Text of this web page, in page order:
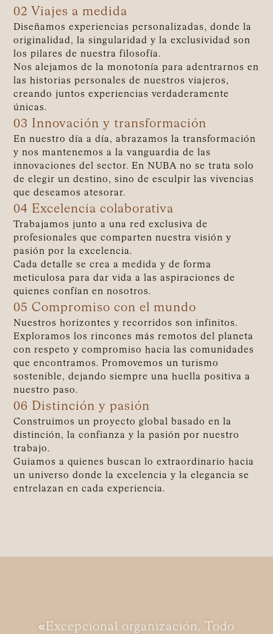
02 Viajes a medida
Diseñamos experiencias personalizadas, donde la
originalidad, la singularidad y la exclusividad son
los pilares de nuestra filosofía.
Nos alejamos de la monotonía para adentrarnos en
las historias personales de nuestros viajeros,
creando juntos experiencias verdaderamente
únicas.
03 Innovación y transformación
En nuestro día a día, abrazamos la transformación
y nos mantenemos a la vanguardia de las
innovaciones del sector. En NUBA no se trata solo
de elegir un destino, sino de esculpir las vivencias
que deseamos atesorar.
04 Excelencia colaborativa
Trabajamos junto a una red exclusiva de
profesionales que comparten nuestra visión y
pasión por la excelencia.
Cada detalle se crea a medida y de forma
meticulosa para dar vida a las aspiraciones de
quienes confían en nosotros.
05 Compromiso con el mundo
Nuestros horizontes y recorridos son infinitos.
Exploramos los rincones más remotos del planeta
con respeto y compromiso hacia las comunidades
que encontramos. Promovemos un turismo
sostenible, dejando siempre una huella positiva a
nuestro paso.
06 Distinción y pasión
Construimos un proyecto global basado en la
distinción, la confianza y la pasión por nuestro
trabajo.
Guiamos a quienes buscan lo extraordinario hacia
un universo donde la excelencia y la elegancia se
entrelazan en cada experiencia.
«Excepcional organización. Todo